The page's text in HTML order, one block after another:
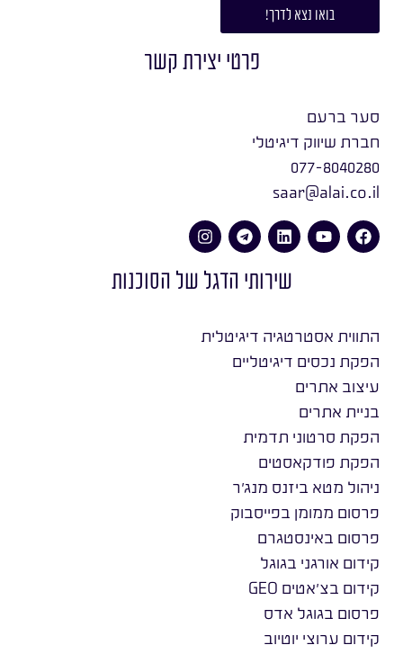
בואו נצא לדרך!
פרטי יצירת קשר
סער ברעם
חברת שיווק דיגיטלי
077-8040280
saar@alai.co.il
שירותי הדגל של הסוכנות
התווית אסטרטגיה דיגיטלית
הפקת נכסים דיגיטליים
עיצוב אתרים
בניית אתרים
הפקת סרטוני תדמית
הפקת פודקאסטים
ניהול מטא ביזנס מנג׳ר
פרסום ממומן בפייסבוק
פרסום באינסטגרם
קידום אורגני בגוגל
קידום בצ׳אטים GEO
פרסום בגוגל אדס
קידום ערוצי יוטיוב